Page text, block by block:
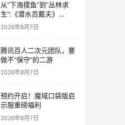
从“下海摸鱼”到“丛林求
生”:《潜水员戴夫》
DLC《丛林》移动端定档
8月14日
2026年8月7日
腾讯百人二次元团队，要
做不“保守”的二游
2026年8月7日
预约开启！魔域口袋版启
示服重磅福利
2026年8月7日